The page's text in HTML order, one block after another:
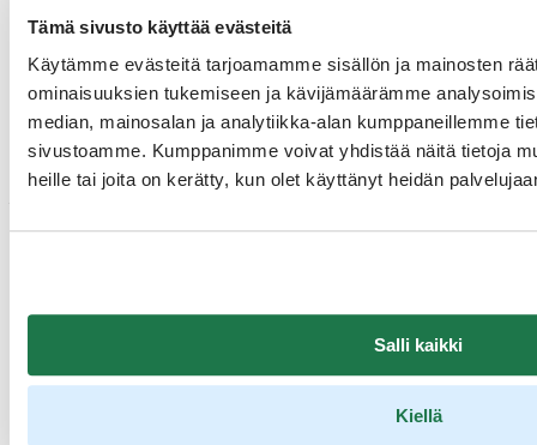
Tämä sivusto käyttää evästeitä
Käytämme evästeitä tarjoamamme sisällön ja mainosten
ominaisuuksien tukemiseen ja kävijämäärämme
median, mainosalan ja analytiikka-alan kumppaneillemme
sivustoamme. Kumppanimme voivat yhdistää näitä tietoja
heille tai joita on kerätty, kun olet käyttänyt heidän
Salli kaikki
Kiellä
tunnustus. Uusien Michelin-tähtien lisäksi tilaisuudessa jaetaan
ympäristövastuullisuutta osoittavat MICHELIN Green Star -
tunnustukset sekä erikoispalkinnot.
Yhdessä MICHELIN Guide Nordic Countries ja Visit Finlandin
kanssa järjestetyn tilaisuuden odotetaan houkuttelevan Helsinkiin
satoja ravintola-alan ammattilaisia sekä kansainvälistä mediaa.
pyrkimystä vahvistaa Suomen mainetta houkuttelevana
ruokamatkailukohteena, Visit Finlandin johtajaKristiina Hietasaari